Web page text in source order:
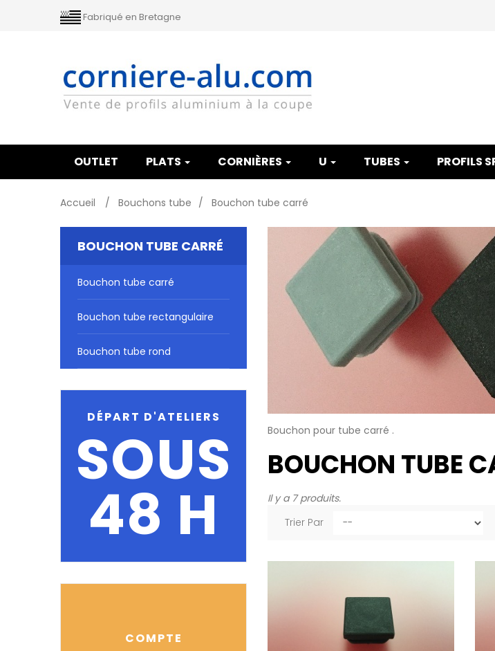
Fabriqué en Bretagne
OUTLET PLATS CORNIÈRES U TUBES PROFILS
Accueil Bouchons tube Bouchon tube carré
BOUCHON TUBE CARRÉ
Bouchon tube carré
Bouchon tube rectangulaire
Bouchon tube rond
DÉPART D'ATELIERS
SOUS
48 H
COMPTE
Bouchon pour tube carré .
BOUCHON TUBE
Il y a 7 produits.
Trier Par